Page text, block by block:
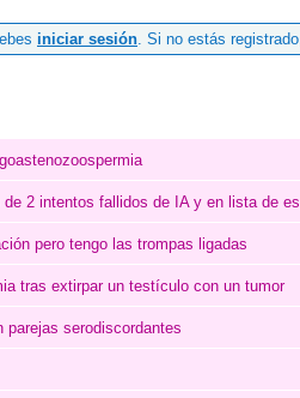
iniciar sesión. Si no estás
de 2 intentos fallidos de IA y en lista de
pero tengo las trompas ligadas
tras extirpar un testículo con un tumor
parejas serodiscordantes